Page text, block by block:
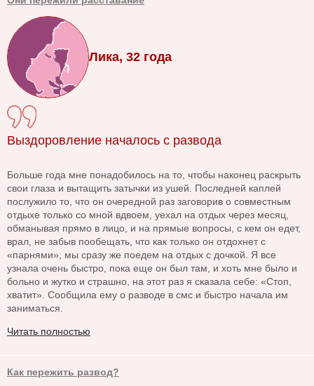
Лика, 32 года
Выздоровление началось с развода
Больше года мне понадобилось на то, чтобы наконец раскрыть
свои глаза и вытащить затычки из ушей. Последней каплей
послужило то, что он очередной раз заговорив о совместным
отдыхе только со мной вдвоем, уехал на отдых через месяц,
обманывая прямо в лицо, и на прямые вопросы, с кем он едет,
врал, не забыв пообещать, что как только он отдохнет с
«парнями», мы сразу же поедем на отдых с дочкой. Я все
узнала очень быстро, пока еще он был там, и хоть мне было и
больно и жутко и страшно, на этот раз я сказала себе: «Стоп,
хватит». Сообщила ему о разводе в смс и быстро начала им
заниматься.
Читать полностью
Как пережить развод?